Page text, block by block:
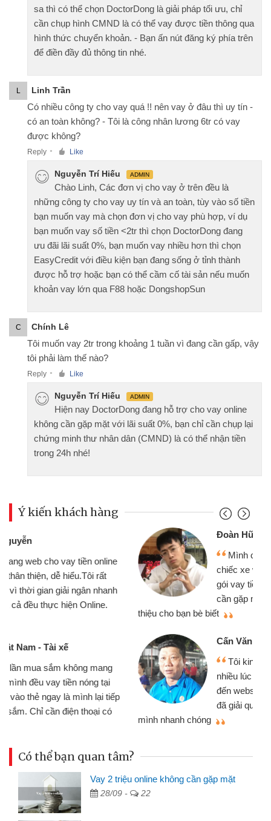
sa thì có thể chọn DoctorDong là giải pháp tối ưu, chỉ
cần chụp hình CMND là có thể vay được tiền thông qua
hình thức chuyển khoản. - Bạn ấn nút đăng ký phía trên
để điền đầy đủ thông tin nhé.
L Linh Trần
Có nhiều công ty cho vay quá !! nên vay ở đâu thì uy tín -
có an toàn không? - Tôi là công nhân lương 6tr có vay
được không?
Reply ● Like
Nguyễn Trí Hiếu ADMIN
Chào Linh, Các đơn vị cho vay ở trên đều là
những công ty cho vay uy tín và an toàn, tùy vào số tiền
bạn muốn vay mà chọn đơn vị cho vay phù hợp, ví dụ
bạn muốn vay số tiền <2tr thì chọn DoctorDong đang
ưu đãi lãi suất 0%, bạn muốn vay nhiều hơn thì chọn
EasyCredit với điều kiện bạn đang sống ở tỉnh thành
được hỗ trợ hoặc bạn có thể cầm cố tài sản nếu muốn
khoản vay lớn qua F88 hoặc DongshopSun
C Chính Lê
Tôi muốn vay 2tr trong khoảng 1 tuần vì đang cần gấp, vậy
tôi phải làm thế nào?
Reply ● Like
Nguyễn Trí Hiếu ADMIN
Hiện nay DoctorDong đang hỗ trợ cho vay online
không cần gặp mặt với lãi suất 0%, bạn chỉ cần chụp lại
chứng minh thư nhân dân (CMND) là có thể nhận tiền
trong 24h nhé!
Ý kiến khách hàng
Đoàn Hữu Cảnh
Mình cần tiền gấp nên định cầm cố
chiếc xe wave nhưng thật may đã có
gói vay tiền bằng CMND online không
cần gặp mặt nên rất tiện lợi, sẽ giới
Cấn Văn Lực - Tạp hóa
Tôi kinh doanh buôn bán nhỏ lẻ
nhiều lúc cần vốn nhập hàng, nhờ biết
đến website qua bạn bè giới thiệu tôi
đã giải quyết được công việc của
Có thể bạn quan tâm?
Vay 2 triệu online không cần gặp mặt
28/09 - 22